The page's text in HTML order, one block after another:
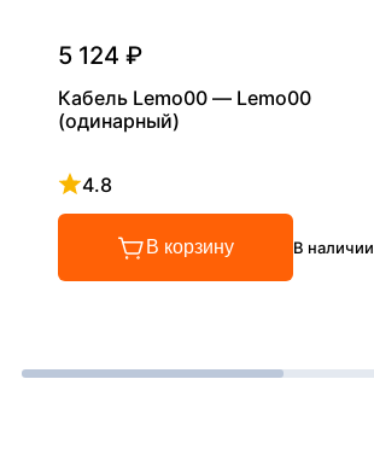
5 124 ₽
Кабель Lemo00 — Lemo00
(одинарный)
4.8
Рейтинг 4.8 из 5
В корзину В наличии